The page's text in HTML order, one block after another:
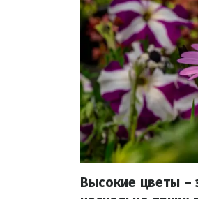
Высокие цветы –